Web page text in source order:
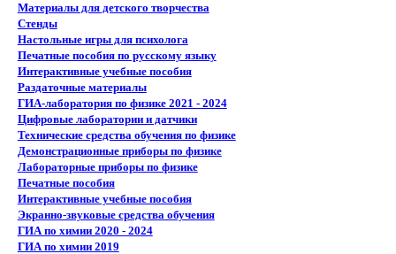
Материалы для детского творчества
Стенды
Настольные игры для психолога
Печатные пособия по русскому языку
Интерактивные учебные пособия
Раздаточные материалы
ГИА-лаборатория по физике 2021 - 2024
Цифровые лаборатории и датчики
Технические средства обучения по физике
Демонстрационные приборы по физике
Лабораторные приборы по физике
Печатные пособия
Интерактивные учебные пособия
Экранно-звуковые средства обучения
ГИА по химии 2020 - 2024
ГИА по химии 2019